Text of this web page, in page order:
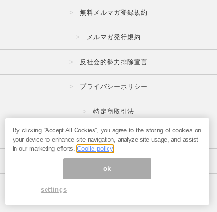
無料メルマガ登録規約
メルマガ発行規約
反社会的勢力排除宣言
プライバシーポリシー
特定商取引法
広告掲載はこちら
メルマガの不正・違反報告はこちら
ページ内の商標は全て商標権者に属します。
By clicking “Accept All Cookies”, you agree to the storing of cookies on
your device to enhance site navigation, analyze site usage, and assist
in our marketing efforts. Coolie policy
ok
settings